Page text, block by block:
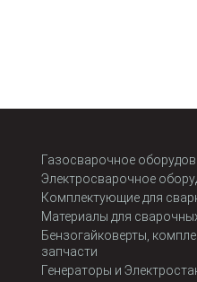
Газосварочное
Электросварочное
Комплектующие для
Материалы для
Бензогайковерты,
запчасти
Генераторы и